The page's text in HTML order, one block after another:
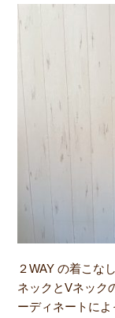
２WAY の着こな
ネックとVネック
ーディネートによ